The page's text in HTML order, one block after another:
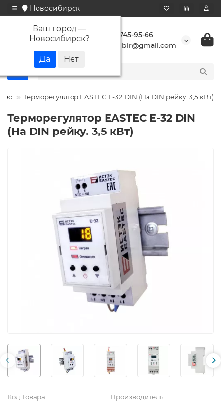
Новосибирск
Ваш город —
Новосибирск?
+7 923 745-95-66
buransibir@gmail.com
Терморегулятор EASTEC E-32 DIN (На DIN рейку. 3,5 кВт)
Терморегулятор EASTEC E-32 DIN
(На DIN рейку. 3,5 кВт)
Код Товара Производитель